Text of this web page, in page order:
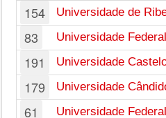
154 Universidade de
83 Universidade
191 Universidade
179 Universidade
61 Universidade